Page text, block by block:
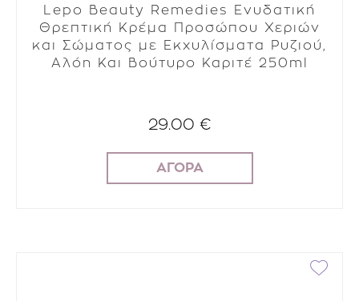
Lepo Beauty Remedies Ενυδατική
Θρεπτική Κρέμα Προσώπου Χεριών
και Σώματος με Εκχυλίσματα Ρυζιού,
Αλόη Και Βούτυρο Καριτέ 250ml
29.00 €
ΑΓΟΡΑ